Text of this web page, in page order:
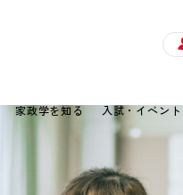
家政学を知る 入試・イベント